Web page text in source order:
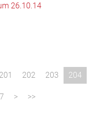
26.10.14
201 202 203 204